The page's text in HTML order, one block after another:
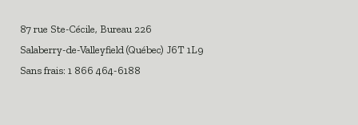
87 rue Ste-Cécile, Bureau 226
Salaberry-de-Valleyfield (Québec) J6T 1L9
Sans frais: 1 866 464-6188